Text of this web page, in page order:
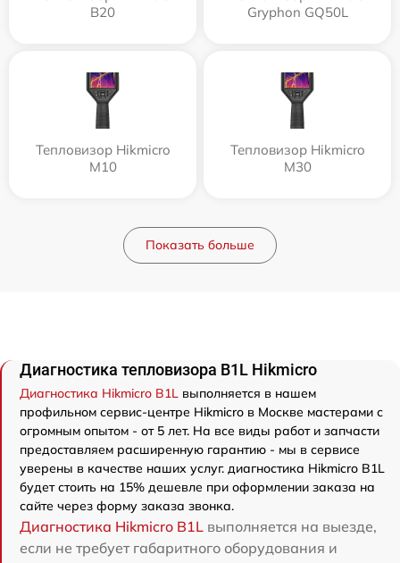
B20
Gryphon GQ50L
Тепловизор Hikmicro
M10
Тепловизор Hikmicro
M30
Показать больше
Диагностика тепловизора B1L Hikmicro
Диагностика Hikmicro B1L выполняется в нашем
профильном сервис-центре Hikmicro в Москве мастерами с
огромным опытом - от 5 лет. На все виды работ и запчасти
предоставляем расширенную гарантию - мы в сервисе
уверены в качестве наших услуг. диагностика Hikmicro B1L
будет стоить на 15% дешевле при оформлении заказа на
сайте через форму заказа звонка.
Диагностика Hikmicro B1L выполняется на выезде,
если не требует габаритного оборудования и